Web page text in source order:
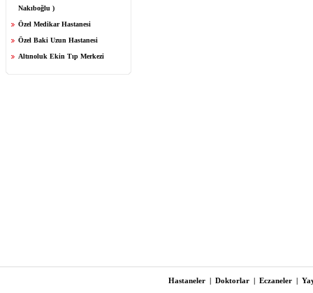
Nakıboğlu )
Özel Medikar Hastanesi
Özel Baki Uzun Hastanesi
Altınoluk Ekin Tıp Merkezi
Hastaneler | Doktorlar | Eczaneler |